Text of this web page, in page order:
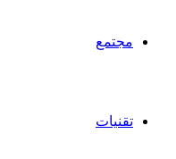
مجتمع
تقنيات